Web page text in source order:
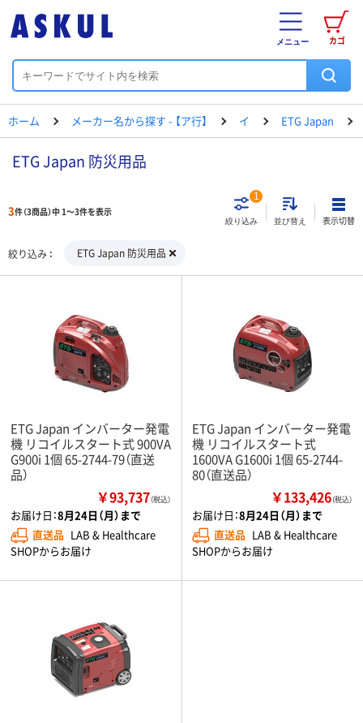
カゴ
メニュー
ホーム メーカー名から探す - 【ア行】 イ ETG Japan
ETG Japan 防災用品
3件（3商品）中 1～3件を表示
絞り込み
1
並び替え 表示切替
絞り込み ETG Japan 防災用品
ETG Japan インバーター発電
機 リコイルスタート式 900VA
G900i 1個 65-2744-79（直送
品）
￥93,737（税込）
お届け日：8月24日（月）まで
直送品 LAB & Healthcare
SHOPからお届け
ETG Japan インバーター発電
機 リコイルスタート式
1600VA G1600i 1個 65-2744-
80（直送品）
￥133,426（税込）
お届け日：8月24日（月）まで
直送品 LAB & Healthcare
SHOPからお届け